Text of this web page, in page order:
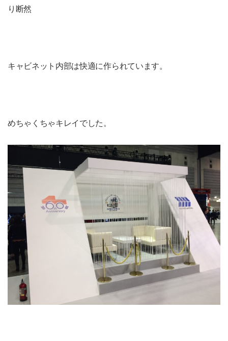
り断然
キャビネット内部は快適に作られています。
めちゃくちゃキレイでした。